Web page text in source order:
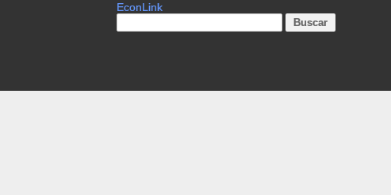
EconLink